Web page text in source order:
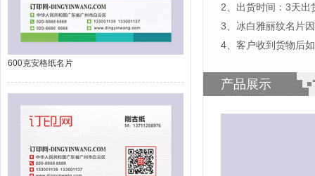
600克安格纸名片
2、出货时间：3天出
3、冰白雅丽纹名片
4、客户收到货物后
产品展示